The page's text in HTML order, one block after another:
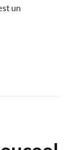
un